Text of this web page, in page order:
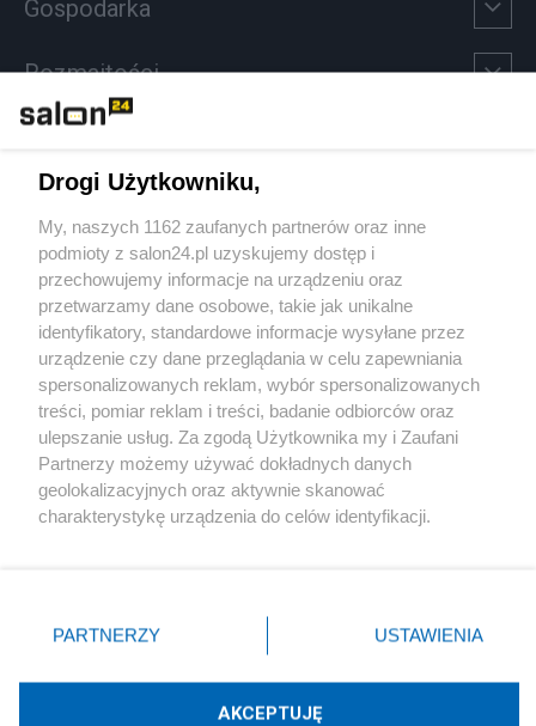
Gospodarka
Rozmaitości
Sport
Społeczeństwo
Kultura
X Facebook Instagram Youtube
Drogi Użytkowniku,
My, naszych 1162 zaufanych partnerów oraz inne
podmioty z salon24.pl uzyskujemy dostęp i
przechowujemy informacje na urządzeniu oraz
przetwarzamy dane osobowe, takie jak unikalne
identyfikatory, standardowe informacje wysyłane przez
urządzenie czy dane przeglądania w celu zapewniania
spersonalizowanych reklam, wybór spersonalizowanych
treści, pomiar reklam i treści, badanie odbiorców oraz
ulepszanie usług. Za zgodą Użytkownika my i Zaufani
Partnerzy możemy używać dokładnych danych
geolokalizacyjnych oraz aktywnie skanować
charakterystykę urządzenia do celów identyfikacji.
zmienić/wycofać klikając przycisk ustawień prywatności
znajdujący się w lewym dolnym rogu strony
rodzaje przetwarzania danych nie wymagają zgody
użytkownika, ale masz prawo sprzeciwić się takiemu
PARTNERZY USTAWIENIA
AKCEPTUJĘ